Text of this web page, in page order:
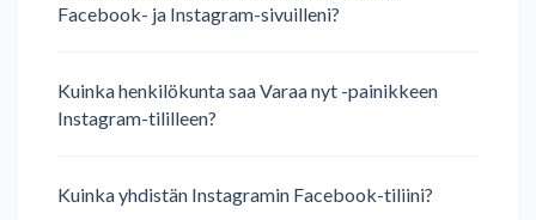
Facebook- ja Instagram-sivuilleni?
Kuinka henkilökunta saa Varaa nyt -painikkeen
Instagram-tililleen?
Kuinka yhdistän Instagramin Facebook-tiliini?